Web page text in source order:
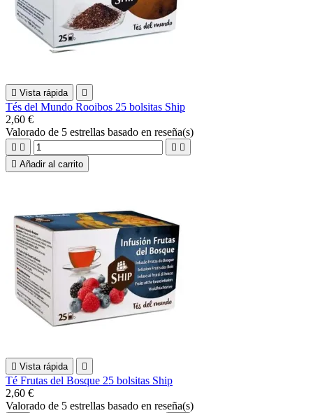
 Vista rápida 
Tés del Mundo Rooibos 25 bolsitas Ship
2,60 €
Valorado de 5 estrellas basado en reseña(s)
   
 Añadir al carrito
 Vista rápida 
Té Frutas del Bosque 25 bolsitas Ship
2,60 €
Valorado de 5 estrellas basado en reseña(s)